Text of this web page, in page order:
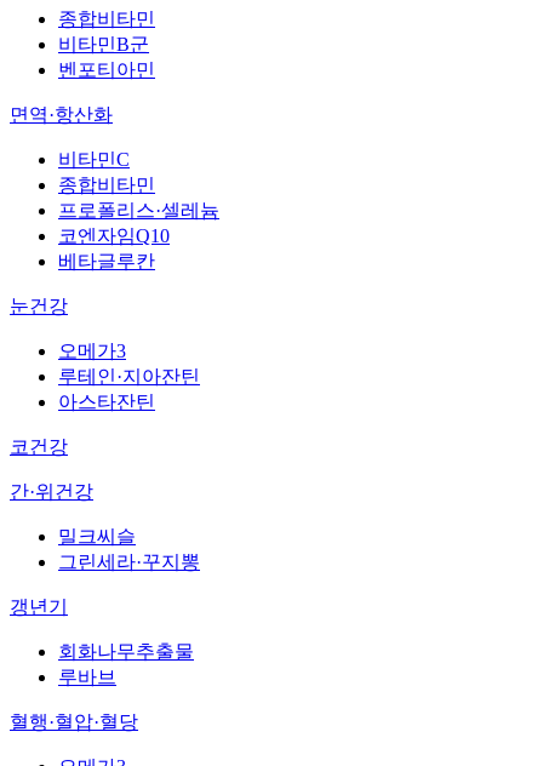
종합비타민
비타민B군
벤포티아민
면역·항산화
비타민C
종합비타민
프로폴리스·셀레늄
코엔자임Q10
베타글루칸
눈건강
오메가3
루테인·지아잔틴
아스타잔틴
코건강
간·위건강
밀크씨슬
그린세라·꾸지뽕
갱년기
회화나무추출물
루바브
혈행·혈압·혈당